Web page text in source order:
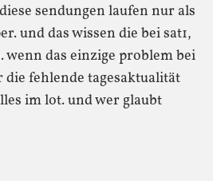
sendungen laufen nur als
und das wissen die bei sat1,
wenn das einzige problem bei
fehlende tagesaktualität
im lot. und wer glaubt